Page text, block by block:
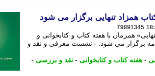
همزاد تنهایی برگزار می شود
79891345
همزمان با هفته کتاب و کتابخوانی و
برگزار می شود. - نشست معرفی و نقد و
- هفته کتاب و کتابخوانی - نقد و بررسی -